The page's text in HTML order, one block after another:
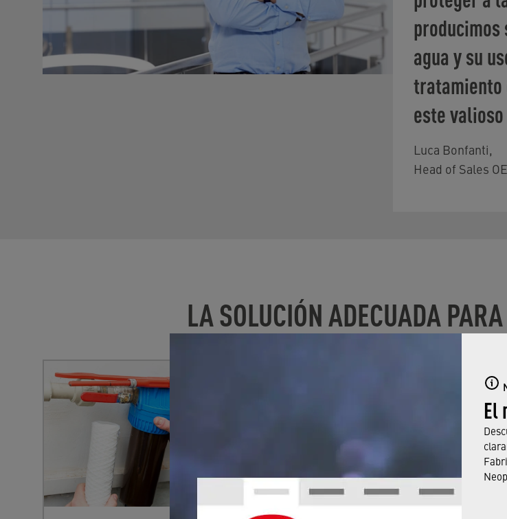
El
agua y su
tratamiento
este
Luca Bonfanti,
Head of Sales
LA SOLUCIÓN ADECUADA